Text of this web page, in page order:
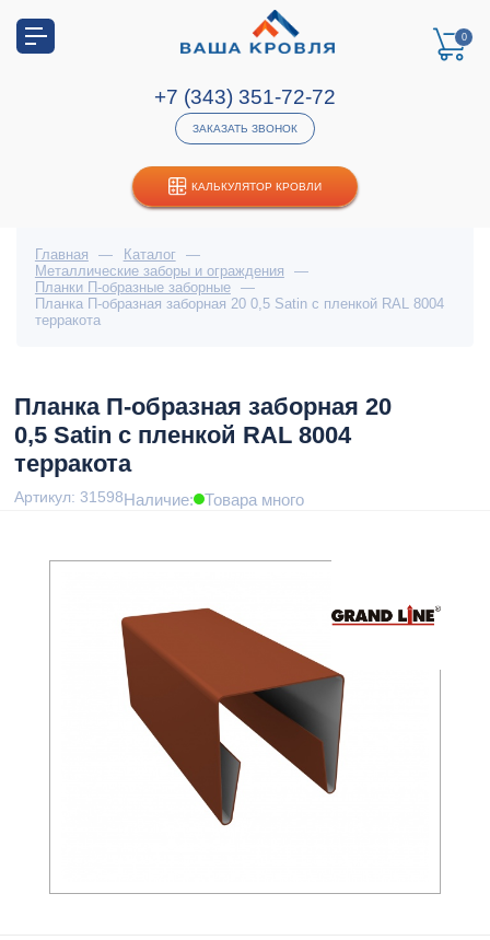
КАЛЬКУЛЯТОР КРОВЛИ
0
+7 (343) 351-72-72
ЗАКАЗАТЬ ЗВОНОК
Главная — Каталог
—
Металлические заборы и ограждения
—
Планки П-образные заборные
—
Планка П-образная заборная 20 0,5 Satin с пленкой RAL 8004
терракота
Планка П-образная заборная 20
0,5 Satin с пленкой RAL 8004
терракота
Артикул: 31598Наличие: Товара много